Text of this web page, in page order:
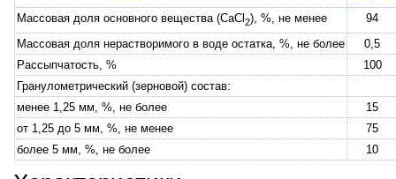
Массовая доля основного вещества (CaCl 2), %, не менее
94
Массовая доля нерастворимого в воде остатка, %, не более
0,5
Рассыпчатость, %
100
Гранулометрический (зерновой) состав:
менее 1,25 мм, %, не более
15
от 1,25 до 5 мм, %, не менее
75
более 5 мм, %, не более
10